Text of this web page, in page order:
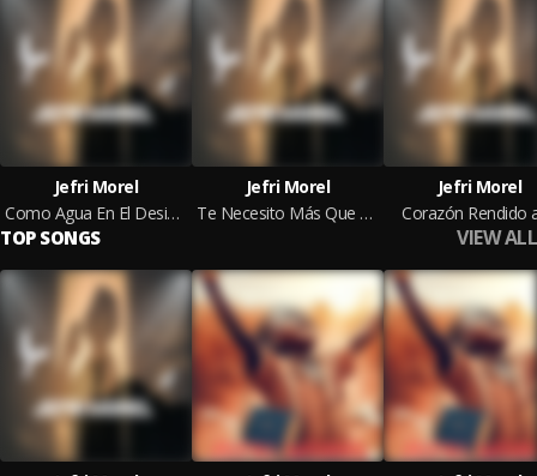
Jefri Morel
Como Agua En El Desierto
Jefri Morel
Te Necesito Más Que Ayer
Jefri Morel
Corazón Rendido
TOP SONGS VIEW ALL